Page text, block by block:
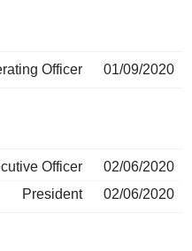
Officer 01/09/2020
Officer
02/06/2020
President
02/06/2020